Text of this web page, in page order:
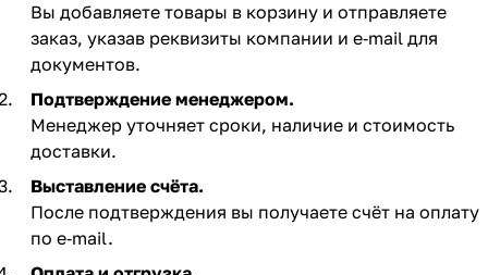
Вы добавляете товары в корзину и отправляете
заказ, указав реквизиты компании и e‑mail для
документов.
Подтверждение менеджером.
Менеджер уточняет сроки, наличие и стоимость
доставки.
Выставление счёта.
После подтверждения вы получаете счёт на оплату
по e‑mail. ​